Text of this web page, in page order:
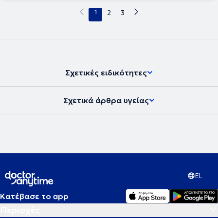
1 2 3
Σχετικές ειδικότητες
Σχετικά άρθρα υγείας
EL
Κατέβασε το app